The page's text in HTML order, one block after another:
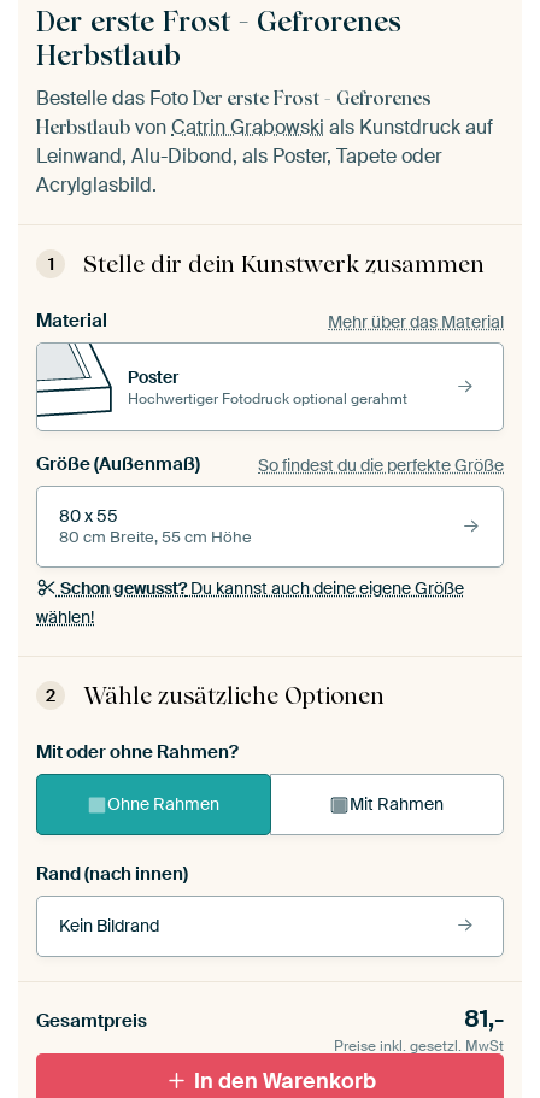
Der erste Frost - Gefrorenes
Herbstlaub
Bestelle das Foto Der erste Frost - Gefrorenes
Herbstlaub vonCatrin Grabowski als Kunstdruck auf
Leinwand, Alu-Dibond, als Poster, Tapete oder
Acrylglasbild.
1 Stelle dir dein Kunstwerk zusammen
Material Mehr über das Material
Poster
Hochwertiger Fotodruck optional gerahmt
Größe (Außenmaß) So findest du die perfekte Größe
80 x 55
80 cm Breite, 55 cm Höhe
Schon gewusst?Du kannst auch deine eigene Größe
wählen!
2 Wähle zusätzliche Optionen
Mit oder ohne Rahmen?
Ohne Rahmen Mit Rahmen
Rand (nach innen)
Kein Bildrand
schwarz (Holzrahmen)
Gesamtpreis 81,-
Preise inkl. gesetzl. MwSt
In den Warenkorb